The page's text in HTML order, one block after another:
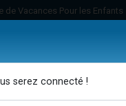
de Vacances Pour les Enfants
Musique Paracha
serez connecté !